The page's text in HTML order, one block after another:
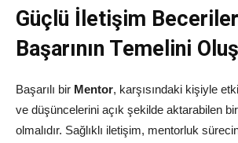
Güçlü İletişim
Başarının Temelini
Başarılı bir Mentor, karşısındaki kişiyle
ve düşüncelerini açık şekilde aktarabilen
olmalıdır. Sağlıklı iletişim, mentorluk